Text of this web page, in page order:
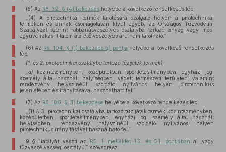
(5) Az R5. 32. § (4) bekezdéshelyébe a következő rendelkezés lép:
„(4) A pirotechnikai termék tárolására szolgáló helyen a pirotechnikai
terméken és annak csomagolásán kívül egyéb, az Országos Tűzvédelmi
Szabályzat szerint robbanásveszélyes osztályba tartozó anyag vagy más,
együvé rakási tilalom alá eső veszélyes áru nem tárolható.”
(6) Az R5. 104. § (1) bekezdés a) pontja helyébe a következő rendelkezés
lép:
(1. és 2. pirotechnikai osztályba tartozó tűzijáték termék)
a) közintézményben, középületben, sportlétesítményben, egyházi jogi
személy által használt helyiségben, védett természeti területen, valamint
rendezvény helyszínéül szolgáló nyilvános helyen pirotechnikus
jelenlétében és irányításával használható fel,”
(7) Az R5. 108. § (1) bekezdése helyébe a következő rendelkezés lép:
„(1) A 3. pirotechnikai osztályba tartozó tűzijáték termék közintézményben,
középületben, sportlétesítményben, egyházi jogi személy által használt
helyiségben, rendezvény helyszínéül szolgáló nyilvános helyen
pirotechnikus irányításával használható fel.”
9. § Hatályát veszti az R5. 1. melléklet 1.3. és 5.1. pontjában a „vagy
tűzveszélyességi osztályú,” szövegrész.